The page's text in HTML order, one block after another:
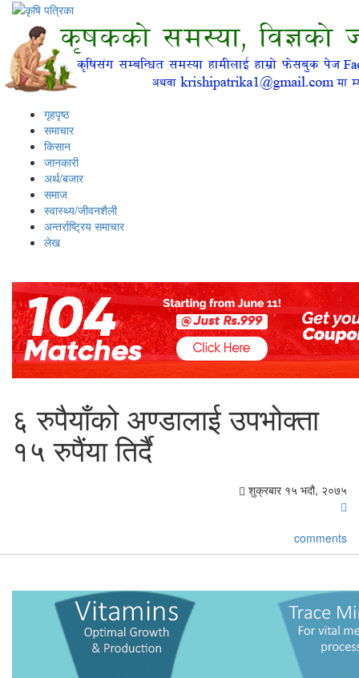
गृहपृष्ठ
समाचार
किसान
जानकारी
अर्थ/बजार
समाज
स्वास्थ्य/जीवनशैली
अन्तर्राष्ट्रिय समाचार
लेख
६ रुपैयाँको अण्डालाई उपभोक्ता
१५ रुपैंया तिर्दै
शुक्रबार १५ भदौ, २०७५
comments